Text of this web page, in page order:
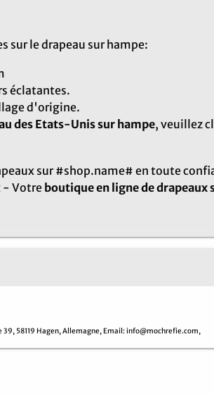
sur le drapeau sur hampe:
éclatantes.
d'origine.
des Etats-Unis sur hampe, veuillez
sur #shop.name# en toute
- Votre boutique en ligne de drapeaux
39, 58119 Hagen,Allemagne,Email: info@mochrefie.com,